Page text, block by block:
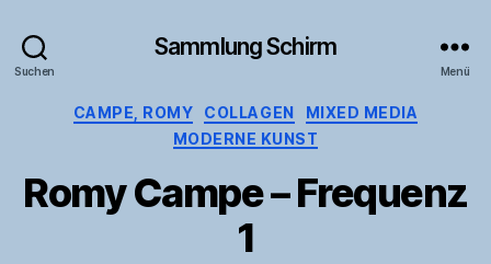
Suchen
Sammlung Schirm
Menü
Kategorien
CAMPE, ROMY COLLAGEN
MIXED MEDIA
MODERNE KUNST
Romy Campe – Frequenz
1